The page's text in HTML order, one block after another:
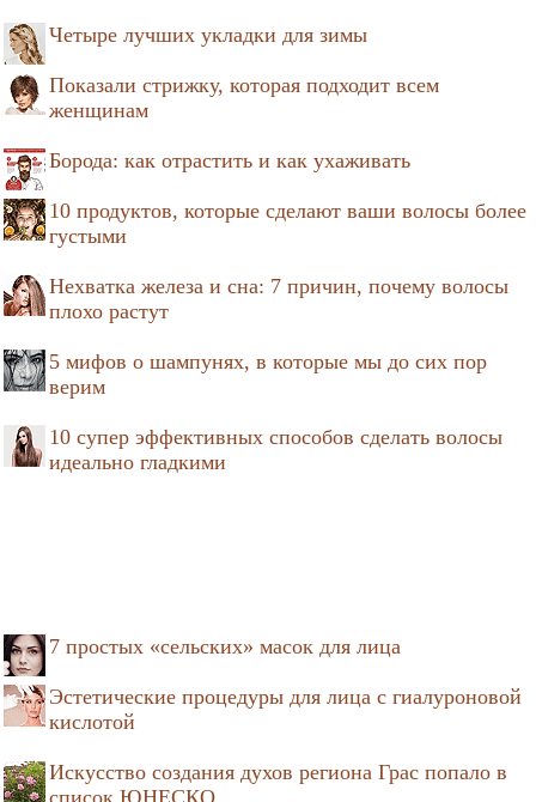
Четыре лучших укладки для зимы
Показали стрижку, которая подходит всем
женщинам
Борода: как отрастить и как ухаживать
10 продуктов, которые сделают ваши волосы более
густыми
Нехватка железа и сна: 7 причин, почему волосы
плохо растут
5 мифов о шампунях, в которые мы до сих пор
верим
10 супер эффективных способов сделать волосы
идеально гладкими
7 простых «сельских» масок для лица
Эстетические процедуры для лица с гиалуроновой
кислотой
Искусство создания духов региона Грас попало в